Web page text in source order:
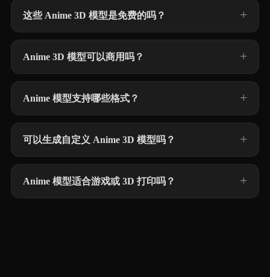
这些 Anime 3D 模型是免费的吗？
Anime 3D 模型可以商用吗？
Anime 模型支持哪些格式？
可以生成自定义 Anime 3D 模型吗？
Anime 模型适合游戏或 3D 打印吗？